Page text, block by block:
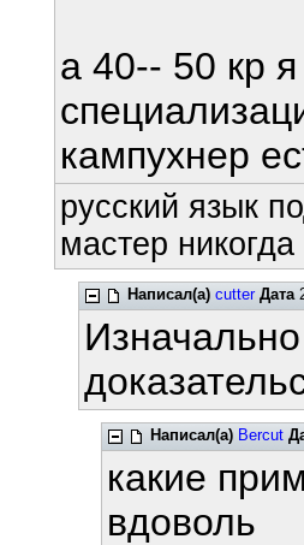
а 40-- 50 кр
кампухнер
русский язык
мастер
Написал(а) cutter Дата
Написал(а) Bercut
какие
вдоволь